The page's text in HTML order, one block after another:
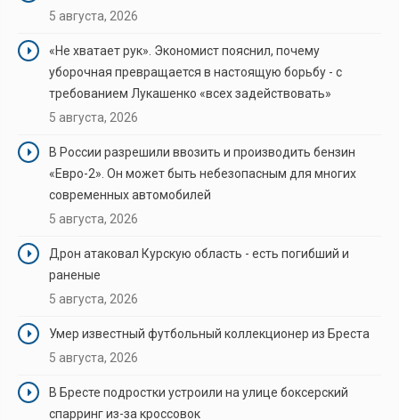
5 августа, 2026
«Не хватает рук». Экономист пояснил, почему
уборочная превращается в настоящую борьбу - с
требованием Лукашенко «всех задействовать»
5 августа, 2026
В России разрешили ввозить и производить бензин
«Евро-2». Он может быть небезопасным для многих
современных автомобилей
5 августа, 2026
Дрон атаковал Курскую область - есть погибший и
раненые
5 августа, 2026
Умер известный футбольный коллекционер из Бреста
5 августа, 2026
В Бресте подростки устроили на улице боксерский
спарринг из-за кроссовок